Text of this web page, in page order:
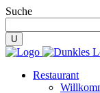
Suche
Restaurant